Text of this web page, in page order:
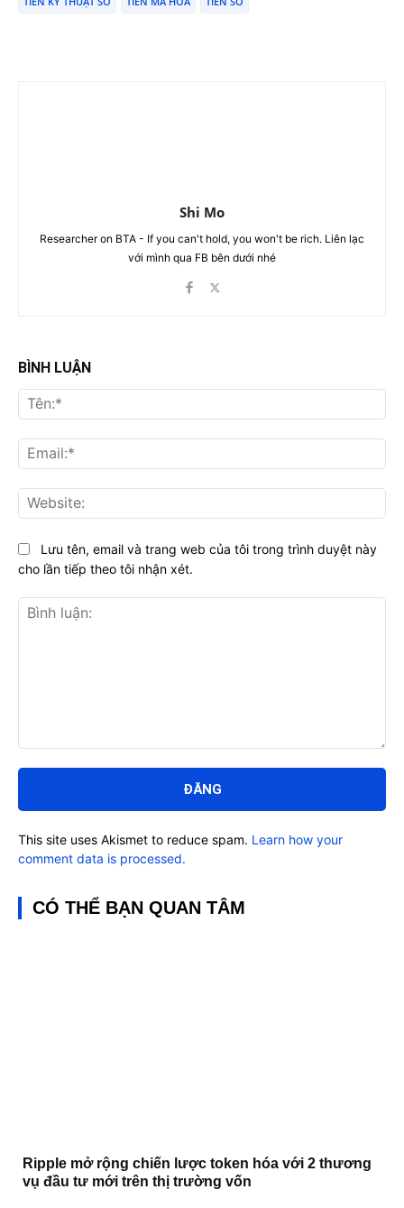
Shi Mo
Researcher on BTA - If you can't hold, you won't be rich. Liên lạc
với mình qua FB bên dưới nhé
BÌNH LUẬN
luận:
Lưu tên, email và trang web của tôi trong trình duyệt này
cho lần tiếp theo tôi nhận xét.
This site uses Akismet to reduce spam. Learn how your
comment data is processed.
CÓ THỂ BẠN QUAN TÂM
Ripple mở rộng chiến lược token hóa với 2 thương
vụ đầu tư mới trên thị trường vốn